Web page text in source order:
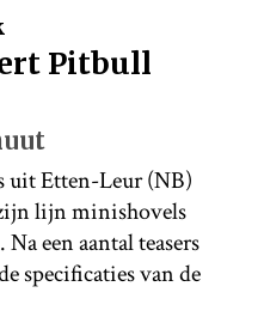
Pitbull
uit Etten-Leur (NB)
lijn minishovels
een aantal teasers
specificaties van de